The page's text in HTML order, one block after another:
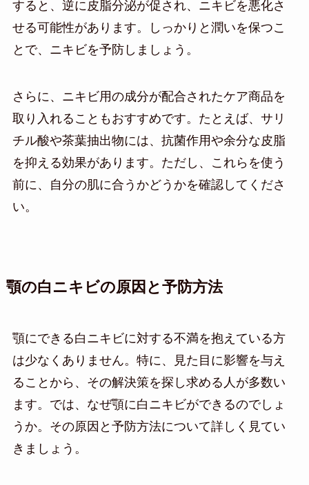
すると、逆に皮脂分泌が促され、ニキビを悪化さ
せる可能性があります。しっかりと潤いを保つこ
とで、ニキビを予防しましょう。
さらに、ニキビ用の成分が配合されたケア商品を
取り入れることもおすすめです。たとえば、サリ
チル酸や茶葉抽出物には、抗菌作用や余分な皮脂
を抑える効果があります。ただし、これらを使う
前に、自分の肌に合うかどうかを確認してくださ
い。
顎の白ニキビの原因と予防方法
顎にできる白ニキビに対する不満を抱えている方
は少なくありません。特に、見た目に影響を与え
ることから、その解決策を探し求める人が多数い
ます。では、なぜ顎に白ニキビができるのでしょ
うか。その原因と予防方法について詳しく見てい
きましょう。